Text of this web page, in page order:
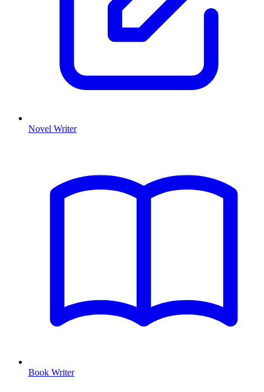
Novel Writer
Book Writer